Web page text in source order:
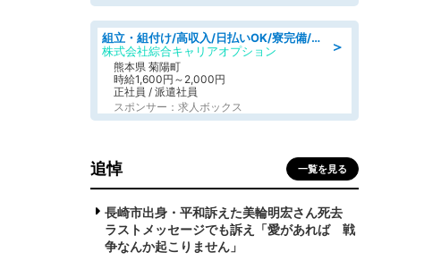
＞
組立・組付け/高収入/日払いOK/寮完備/交替制/20・30・40代活躍中
株式会社綜合キャリアオプション
熊本県 菊陽町
時給1,600円～2,000円
正社員 / 派遣社員
スポンサー：求人ボックス
追悼 一覧を見る
長崎市出身・平和訴えた美輪明宏さん死去
ラストメッセージでも訴え「愛があれば 戦
争なんか起こりません」